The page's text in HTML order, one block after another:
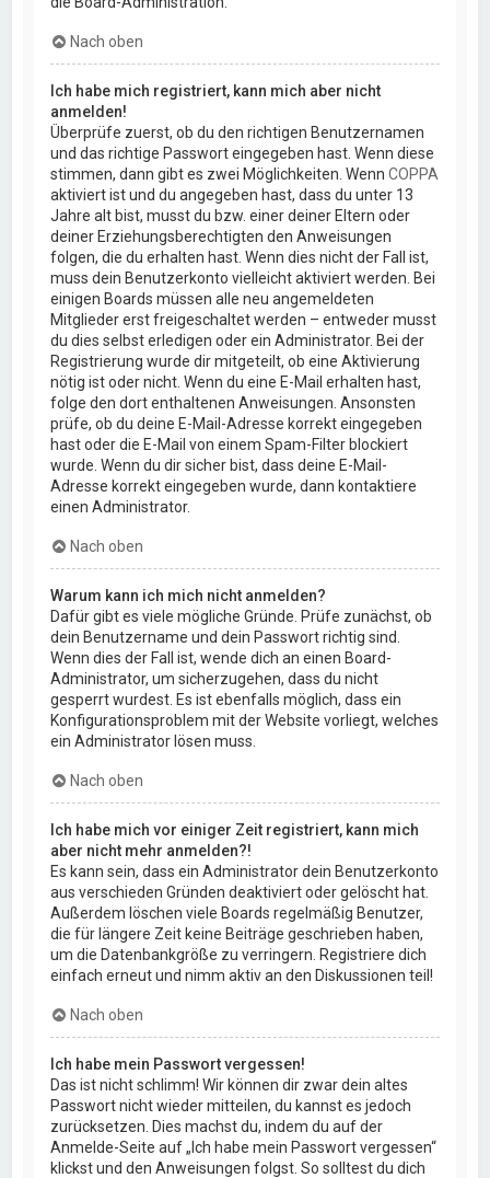
Nach oben
Ich habe mich registriert, kann mich aber nicht
anmelden!
Überprüfe zuerst, ob du den richtigen Benutzernamen
und das richtige Passwort eingegeben hast. Wenn diese
stimmen, dann gibt es zwei Möglichkeiten. WennCOPPA
aktiviert ist und du angegeben hast, dass du unter 13
Jahre alt bist, musst du bzw. einer deiner Eltern oder
deiner Erziehungsberechtigten den Anweisungen
folgen, die du erhalten hast. Wenn dies nicht der Fall ist,
muss dein Benutzerkonto vielleicht aktiviert werden. Bei
einigen Boards müssen alle neu angemeldeten
Mitglieder erst freigeschaltet werden – entweder musst
du dies selbst erledigen oder ein Administrator. Bei der
Registrierung wurde dir mitgeteilt, ob eine Aktivierung
nötig ist oder nicht. Wenn du eine E-Mail erhalten hast,
folge den dort enthaltenen Anweisungen. Ansonsten
prüfe, ob du deine E-Mail-Adresse korrekt eingegeben
hast oder die E-Mail von einem Spam-Filter blockiert
wurde. Wenn du dir sicher bist, dass deine E-Mail-
Adresse korrekt eingegeben wurde, dann kontaktiere
einen Administrator.
Nach oben
Warum kann ich mich nicht anmelden?
Dafür gibt es viele mögliche Gründe. Prüfe zunächst, ob
dein Benutzername und dein Passwort richtig sind.
Wenn dies der Fall ist, wende dich an einen Board-
Administrator, um sicherzugehen, dass du nicht
gesperrt wurdest. Es ist ebenfalls möglich, dass ein
Konfigurationsproblem mit der Website vorliegt, welches
ein Administrator lösen muss.
Nach oben
Ich habe mich vor einiger Zeit registriert, kann mich
aber nicht mehr anmelden?!
Es kann sein, dass ein Administrator dein Benutzerkonto
aus verschieden Gründen deaktiviert oder gelöscht hat.
Außerdem löschen viele Boards regelmäßig Benutzer,
die für längere Zeit keine Beiträge geschrieben haben,
um die Datenbankgröße zu verringern. Registriere dich
einfach erneut und nimm aktiv an den Diskussionen teil!
Nach oben
Ich habe mein Passwort vergessen!
Das ist nicht schlimm! Wir können dir zwar dein altes
Passwort nicht wieder mitteilen, du kannst es jedoch
zurücksetzen. Dies machst du, indem du auf der
Anmelde-Seite auf „Ich habe mein Passwort vergessen“
klickst und den Anweisungen folgst. So solltest du dich